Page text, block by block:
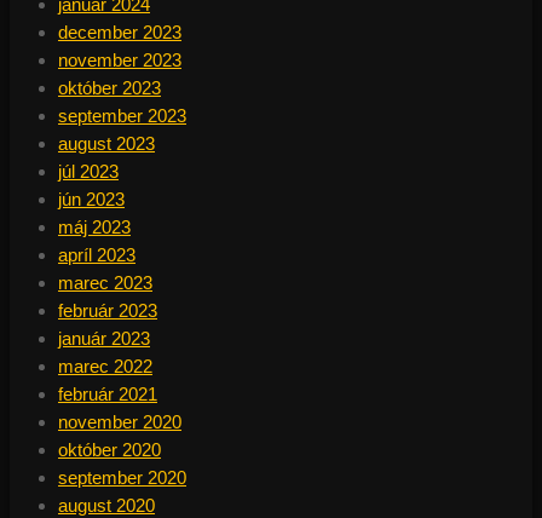
december 2023
november 2023
október 2023
september 2023
august 2023
júl 2023
jún 2023
máj 2023
apríl 2023
marec 2023
február 2023
január 2023
marec 2022
február 2021
november 2020
október 2020
september 2020
august 2020